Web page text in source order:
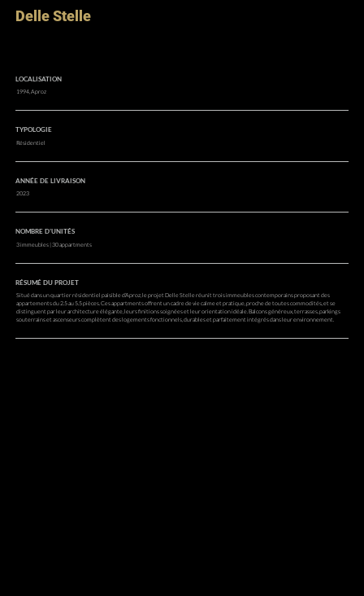
Delle Stelle
LOCALISATION
1994, Aproz
TYPOLOGIE
Résidentiel
ANNÉE DE LIVRAISON
2023
NOMBRE D’UNITÉS
3 immeubles | 30 appartments
RÉSUMÉ DU PROJET
Situé dans un quartier résidentiel paisible d’Aproz, le projet Delle Stelle réunit trois immeubles contemporains proposant des
appartements du 2.5 au 5.5 pièces. Ces appartments offrent un cadre de vie calme et pratique, proche de toutes commodités, et se
distinguent par leur architecture élégante, leurs finitions soignées et leur orientation idéale. Balcons généreux, terrasses, parkings
souterrains et ascenseurs complètent des logements fonctionnels, durables et parfaitement intégrés dans leur environnement.